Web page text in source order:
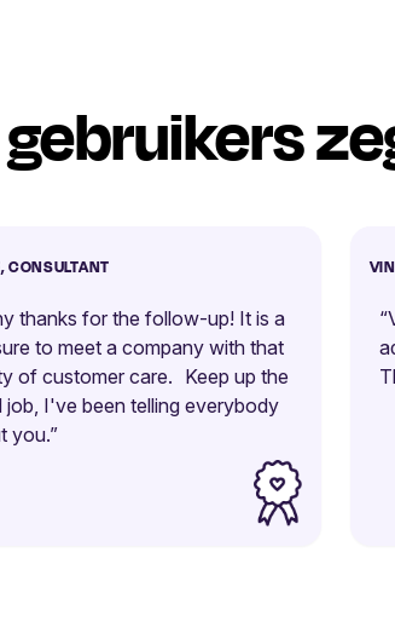
CONSULTANT
thanks for the follow-up! It is a
to meet a company with that
of customer care. Keep up the
job, I've been telling everybody
you.”